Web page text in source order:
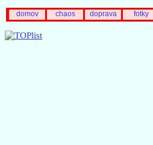
domov chaos doprava fotky